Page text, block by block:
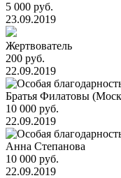
5 000 руб.
23.09.2019
Жертвователь
200 руб.
22.09.2019
Братья Филатовы
10 000 руб.
22.09.2019
Анна Степанова
10 000 руб.
22.09.2019